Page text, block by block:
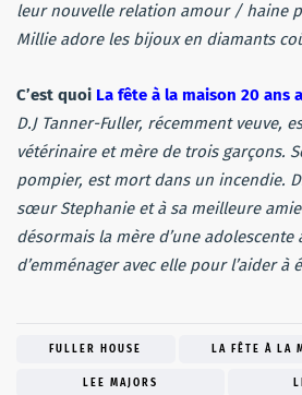
leur nouvelle relation amour / haine
Millie adore les bijoux en diamants
C’est quoi La fête à la maison 20 ans
D.J Tanner-Fuller, récemment veuve,
vétérinaire et mère de trois garçons.
pompier, est mort dans un incendie.
sœur Stephanie et à sa meilleure
désormais la mère d’une adolescente
d’emménager avec elle pour l’aider à
FULLER HOUSE LA FÊTE À LA
LEE MAJORS